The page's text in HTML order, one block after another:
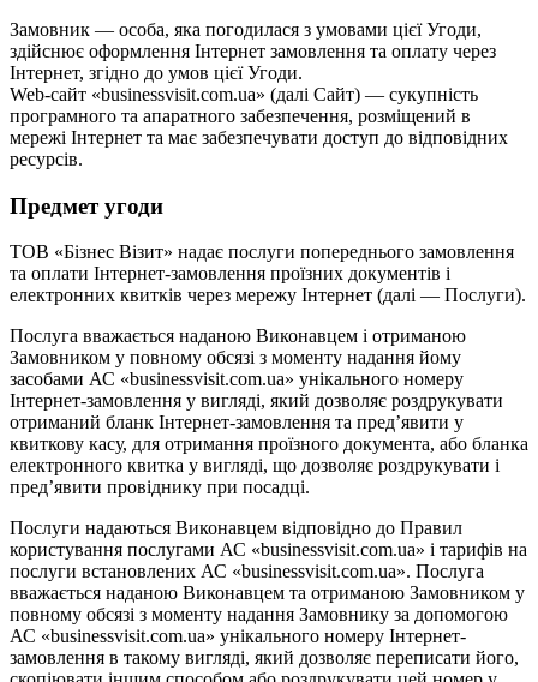
Замовник — особа, яка погодилася з умовами цієї Угоди,
здійснює оформлення Інтернет замовлення та оплату через
Інтернет, згідно до умов цієї Угоди.
Web-сайт «businessvisit.com.ua» (далі Сайт) — сукупність
програмного та апаратного забезпечення, розміщений в
мережі Інтернет та має забезпечувати доступ до відповідних
ресурсів.
Предмет угоди
ТОВ «Бізнес Візит» надає послуги попереднього замовлення
та оплати Інтернет-замовлення проїзних документів і
електронних квитків через мережу Інтернет (далі — Послуги).
Послуга вважається наданою Виконавцем і отриманою
Замовником у повному обсязі з моменту надання йому
засобами АС «businessvisit.com.ua» унікального номеру
Інтернет-замовлення у вигляді, який дозволяє роздрукувати
отриманий бланк Інтернет-замовлення та пред’явити у
квиткову касу, для отримання проїзного документа, або бланка
електронного квитка у вигляді, що дозволяє роздрукувати і
пред’явити провіднику при посадці.
Послуги надаються Виконавцем відповідно до Правил
користування послугами АС «businessvisit.com.ua» і тарифів на
послуги встановлених АС «businessvisit.com.ua». Послуга
вважається наданою Виконавцем та отриманою Замовником у
повному обсязі з моменту надання Замовнику за допомогою
АС «businessvisit.com.ua» унікального номеру Інтернет-
замовлення в такому вигляді, який дозволяє переписати його,